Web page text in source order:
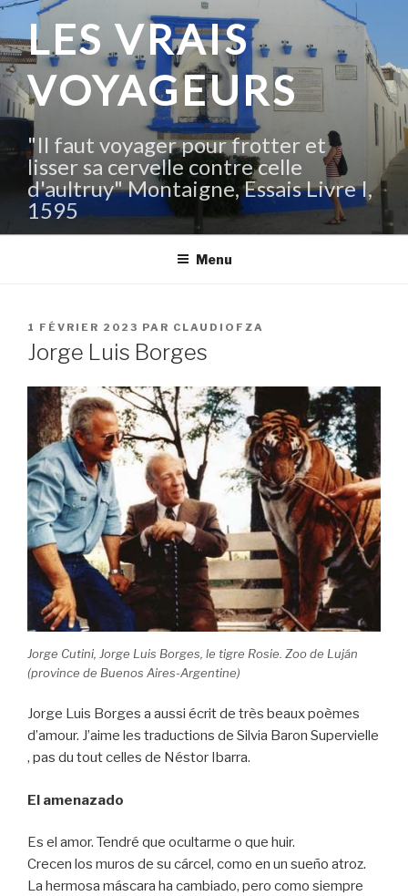
Aller
contenu
principal
LES VRAIS
VOYAGEURS
"Il faut voyager pour frotter et
lisser sa cervelle contre celle
d'aultruy" Montaigne, Essais Livre I,
1595
Menu
PUBLIÉ
LE
1 FÉVRIER 2023 PAR CLAUDIOFZA
Jorge Luis Borges
Jorge Cutini, Jorge Luis Borges, le tigre Rosie. Zoo de Luján
(province de Buenos Aires-Argentine)
Jorge Luis Borges a aussi écrit de très beaux poèmes
d’amour. J’aime les traductions de Silvia Baron Supervielle
, pas du tout celles de Néstor Ibarra.
El amenazado
Es el amor. Tendré que ocultarme o que huir.
Crecen los muros de su cárcel, como en un sueño atroz.
La hermosa máscara ha cambiado, pero como siempre